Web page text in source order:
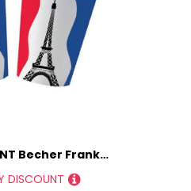
PARTY DISCOUNT Becher Frankreich 10 Stk. 0,2 ltr.
DISCOUNT